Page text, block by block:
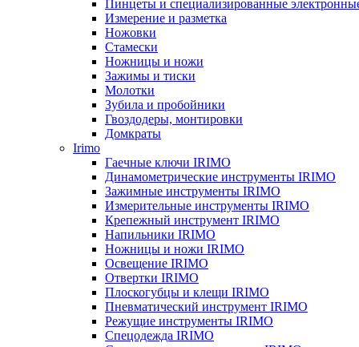
Пинцеты и специализированные
Измерение и разметка
Ножовки
Стамески
Ножницы и ножи
Зажимы и тиски
Молотки
Зубила и пробойники
Гвоздодеры, монтировки
Домкраты
Irimo
Гаечные ключи IRIMO
Динамометрические инструменты IRIMO
Зажимные инструменты IRIMO
Измерительные инструменты IRIMO
Крепежный инструмент IRIMO
Напильники IRIMO
Ножницы и ножи IRIMO
Освещение IRIMO
Отвертки IRIMO
Плоскогубцы и клещи IRIMO
Пневматический инструмент IRIMO
Режущие инструменты IRIMO
Спецодежда IRIMO